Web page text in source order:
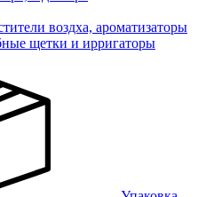
воздха, ароматизаторы
щетки и ирригаторы